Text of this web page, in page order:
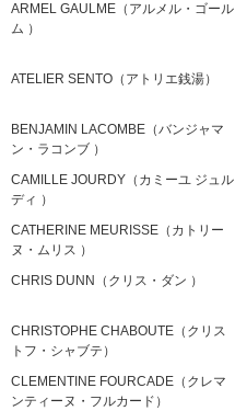
ARMEL GAULME（アルメル・ゴール
ム ）
ATELIER SENTO（アトリエ銭湯）
BENJAMIN LACOMBE（バンジャマ
ン・ラコンブ ）
CAMILLE JOURDY（カミーユ ジュル
ディ ）
CATHERINE MEURISSE（カトリー
ヌ・ムリス ）
CHRIS DUNN（クリス・ダン ）
CHRISTOPHE CHABOUTE（クリス
トフ・シャブテ）
CLEMENTINE FOURCADE（クレマ
ンティーヌ・フルカード）